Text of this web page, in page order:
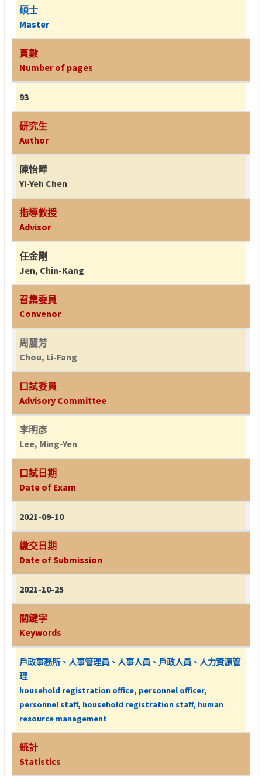
碩士
Master
頁數
Number of pages
93
研究生
Author
陳怡曄
Yi-Yeh Chen
指導教授
Advisor
任金剛
Jen, Chin-Kang
召集委員
Convenor
周麗芳
Chou, Li-Fang
口試委員
Advisory Committee
李明彥
Lee, Ming-Yen
口試日期
Date of Exam
2021-09-10
繳交日期
Date of Submission
2021-10-25
關鍵字
Keywords
戶政事務所、人事管理員、人事人員、戶政人員、人力資源管
理
household registration office, personnel officer,
personnel staff, household registration staff, human
resource management
統計
Statistics